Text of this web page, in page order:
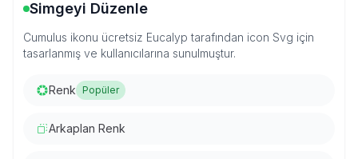
Simgeyi Düzenle
Cumulus ikonu ücretsiz Eucalyp tarafından icon Svg için
tasarlanmış ve kullanıcılarına sunulmuştur.
Renk Popüler
Arkaplan Renk